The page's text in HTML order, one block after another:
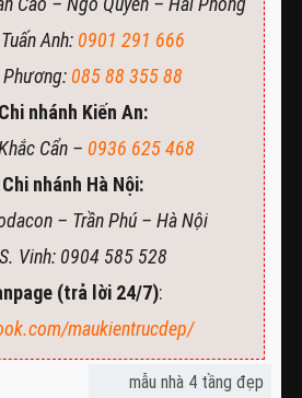
Anh: 0901 291 666
Phương: 085 88 355 88
Chi nhánh Kiến An:
Cẩn – 0936 625 468
Chi nhánh Hà Nội:
– Trần Phú – Hà Nội
Vinh: 0904 585 528
(trả lời 24/7):
maukientrucdep/
: mẫu nhà 4 tầng đẹp